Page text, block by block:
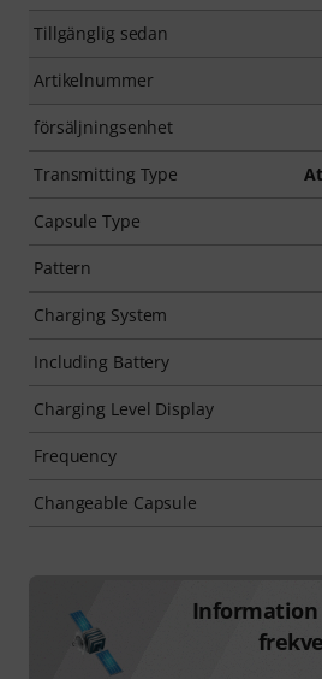
Tillgänglig sedan
Artikelnummer
försäljningsenhet
Transmitting Type
Capsule Type
Pattern
Charging System
Including Battery
Charging Level Display
Frequency
Changeable Capsule
Information